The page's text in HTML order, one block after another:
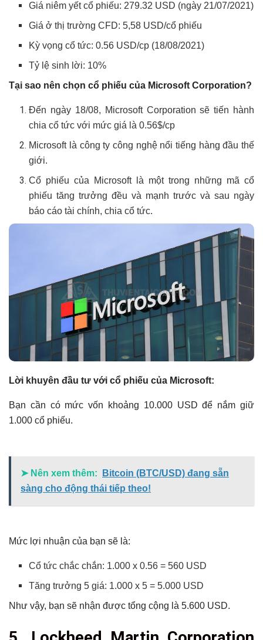
Giá niêm yết cổ phiếu: 279.32 USD (ngày 21/07/2021)
Giá ở thị trường CFD: 5,58 USD/cổ phiếu
Kỳ vọng cổ tức: 0.56 USD/cp (18/08/2021)
Tỷ lệ sinh lời: 10%
Tại sao nên chọn cổ phiếu của Microsoft Corporation?
Đến ngày 18/08, Microsoft Corporation sẽ tiến hành
chia cổ tức với mức giá là 0.56$/cp
Microsoft là công ty công nghệ nổi tiếng hàng đầu thế
giới.
Cổ phiếu của Microsoft là một trong những mã cổ
phiếu tăng trưởng đều và mạnh trước và sau ngày
báo cáo tài chính, chia cổ tức.
Lời khuyên đầu tư với cổ phiếu của Microsoft:
Bạn cần có mức vốn khoảng 10.000 USD để nắm giữ
1.000 cổ phiếu.
➤ Nên xem thêm:
Bitcoin (BTC/USD) đang sẵn
sàng cho động thái tiếp theo!
Mức lợi nhuận của bạn sẽ là:
Cổ tức chắc chắn: 1.000 x 0.56 = 560 USD
Tăng trưởng 5 giá: 1.000 x 5 = 5.000 USD
Như vậy, bạn sẽ nhận được tổng cộng là 5.600 USD.